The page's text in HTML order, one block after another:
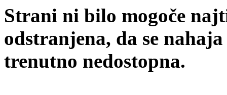
Strani ni bilo mogoče
odstranjena, da se
trenutno nedostopna.